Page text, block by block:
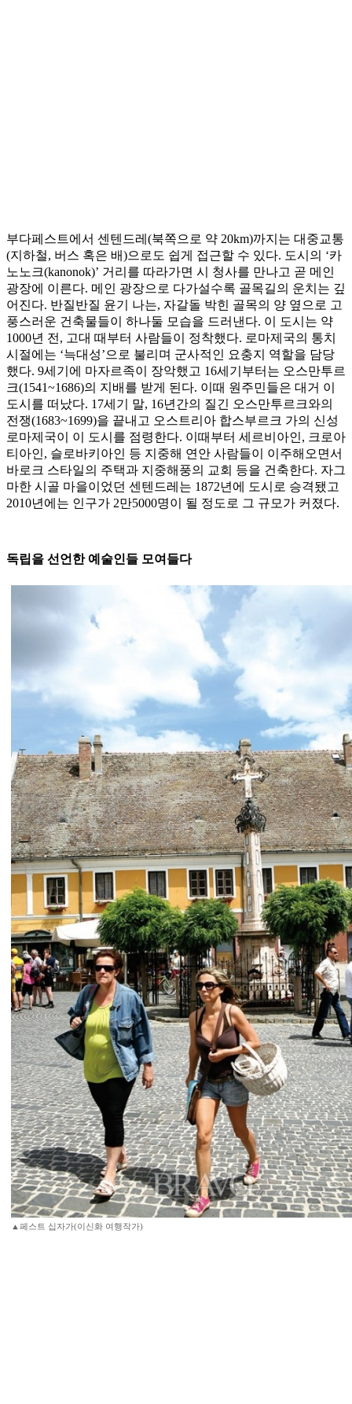
부다페스트에서 센텐드레(북쪽으로 약 20km)까지는 대중교통
(지하철, 버스 혹은 배)으로도 쉽게 접근할 수 있다. 도시의 ‘카
노노크(kanonok)’ 거리를 따라가면 시 청사를 만나고 곧 메인
광장에 이른다. 메인 광장으로 다가설수록 골목길의 운치는 깊
어진다. 반질반질 윤기 나는, 자갈돌 박힌 골목의 양 옆으로 고
풍스러운 건축물들이 하나둘 모습을 드러낸다. 이 도시는 약
1000년 전, 고대 때부터 사람들이 정착했다. 로마제국의 통치
시절에는 ‘늑대성’으로 불리며 군사적인 요충지 역할을 담당
했다. 9세기에 마자르족이 장악했고 16세기부터는 오스만투르
크(1541~1686)의 지배를 받게 된다. 이때 원주민들은 대거 이
도시를 떠났다. 17세기 말, 16년간의 질긴 오스만투르크와의
전쟁(1683~1699)을 끝내고 오스트리아 합스부르크 가의 신성
로마제국이 이 도시를 점령한다. 이때부터 세르비아인, 크로아
티아인, 슬로바키아인 등 지중해 연안 사람들이 이주해오면서
바로크 스타일의 주택과 지중해풍의 교회 등을 건축한다. 자그
마한 시골 마을이었던 센텐드레는 1872년에 도시로 승격됐고
2010년에는 인구가 2만5000명이 될 정도로 그 규모가 커졌다.
독립을 선언한 예술인들 모여들다
▲페스트 십자가(이신화 여행작가)